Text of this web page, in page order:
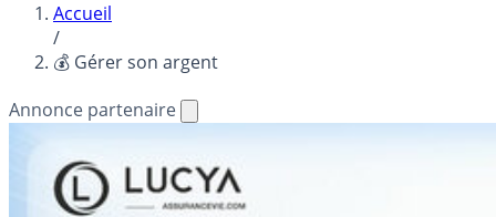
Accueil
/
💰 Gérer son argent
Annonce partenaire